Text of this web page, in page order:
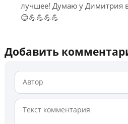
лучшее! Думаю у Димитрия
😊💪💪💪💪
Добавить